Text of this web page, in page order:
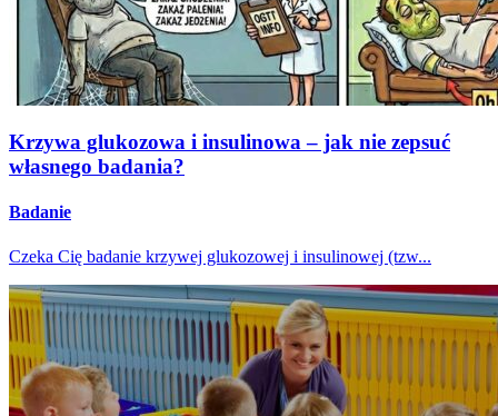
Krzywa glukozowa i insulinowa – jak nie zepsuć
własnego badania?
Badanie
Czeka Cię badanie krzywej glukozowej i insulinowej (tzw...